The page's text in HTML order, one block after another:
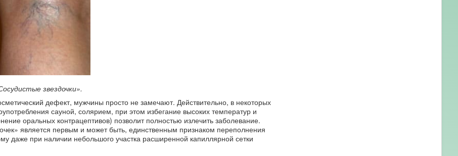
звездочки».
дефект, мужчины просто не замечают. Действительно, в некоторых
сауной, солярием, при этом избегание высоких температур и
оральных контрацептивов) позволит полностью излечить заболевание.
является первым и может быть, единственным признаком переполнения
даже при наличии небольшого участка расширенной капиллярной сетки